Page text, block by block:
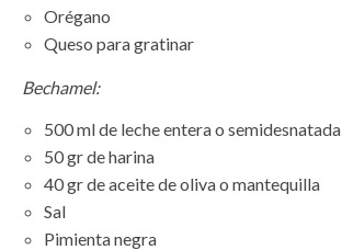
Orégano
Queso para gratinar
Bechamel:
500 ml de leche entera o semidesnatada
50 gr de harina
40 gr de aceite de oliva o mantequilla
Sal
Pimienta negra